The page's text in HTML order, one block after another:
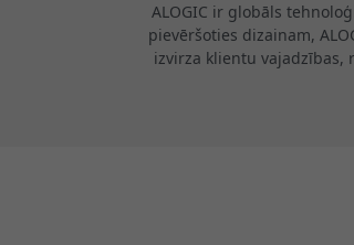
ALOGIC ir globāls
pievēršoties dizainam,
izvirza klientu vajadzības,